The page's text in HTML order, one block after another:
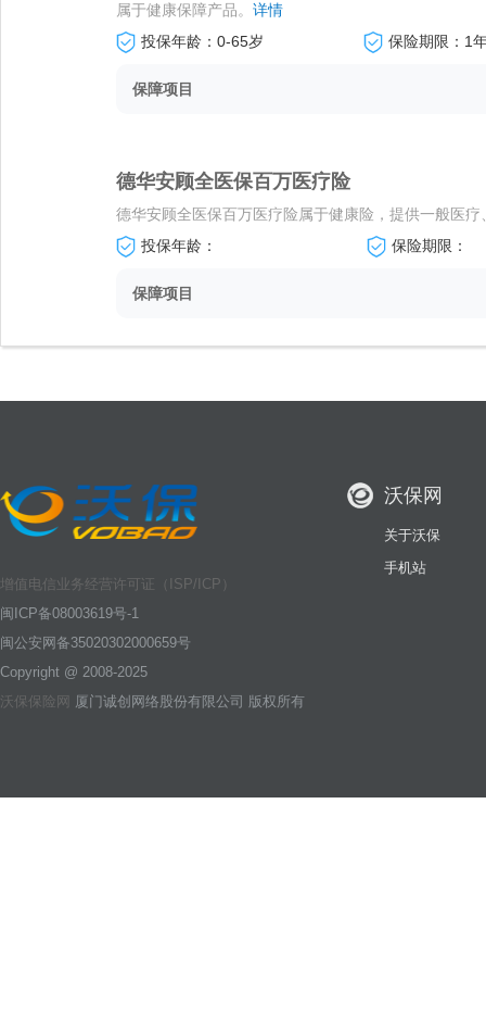
属于健康保障产品。 详情
投保年龄：0-65岁
保险期限：1
保障项目
德华安顾全医保百万医疗险
德华安顾全医保百万医疗险属于健康险，提供一般医
投保年龄：
保险期限：
保障项目
增值电信业务经营许可证（ISP/ICP）
闽ICP备08003619号-1
闽公安网备35020302000659号
Copyright @ 2008-2025
沃保保险网 厦门诚创网络股份有限公司 版权所有
沃保网
关于沃保
手机站